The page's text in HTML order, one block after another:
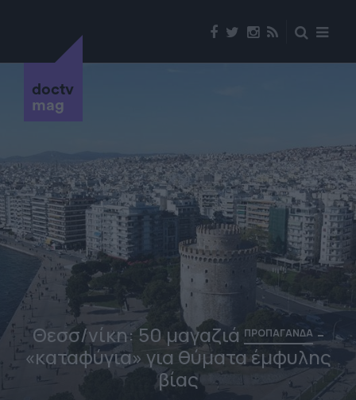
doctv
mag
Θεσσ/νίκη: 50 μαγαζιά ΠΡΟΠΑΓΑΝΔΑ-
«καταφύγια» για θύματα έμφυλης
βίας